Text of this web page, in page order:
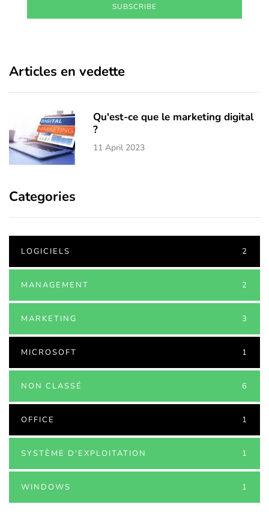
SUBSCRIBE
Articles en vedette
Qu'est-ce que le marketing digital
?
11 April 2023
Categories
LOGICIELS 2
MANAGEMENT 2
MARKETING 3
MICROSOFT 1
NON CLASSÉ 6
OFFICE 1
SYSTÈME D'EXPLOITATION 1
WINDOWS 1